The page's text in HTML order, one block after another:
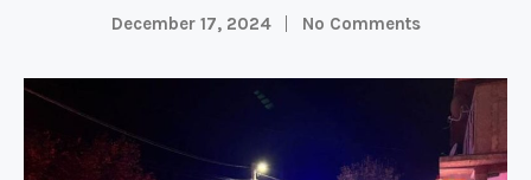
December 17, 2024 No Comments